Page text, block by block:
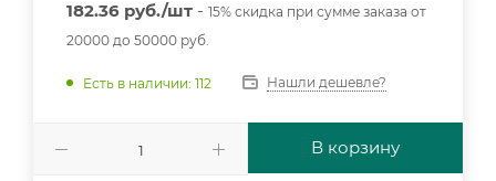
182.36 руб./шт - 15% скидка при сумме заказа от
20000 до 50000 руб.
Есть в наличии: 112 Нашли дешевле?
В корзину